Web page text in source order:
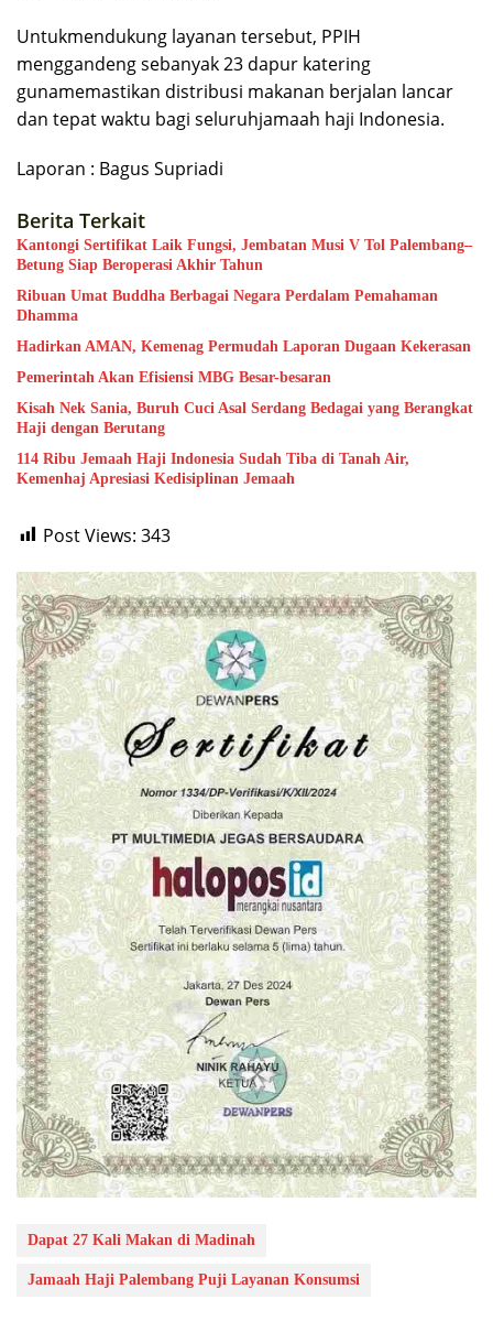
Untukmendukung layanan tersebut, PPIH
menggandeng sebanyak 23 dapur katering
gunamemastikan distribusi makanan berjalan lancar
dan tepat waktu bagi seluruhjamaah haji Indonesia.
Laporan : Bagus Supriadi
Berita Terkait
Kantongi Sertifikat Laik Fungsi, Jembatan Musi V Tol Palembang–
Betung Siap Beroperasi Akhir Tahun
Ribuan Umat Buddha Berbagai Negara Perdalam Pemahaman
Dhamma
Hadirkan AMAN, Kemenag Permudah Laporan Dugaan Kekerasan
Pemerintah Akan Efisiensi MBG Besar-besaran
Kisah Nek Sania, Buruh Cuci Asal Serdang Bedagai yang Berangkat
Haji dengan Berutang
114 Ribu Jemaah Haji Indonesia Sudah Tiba di Tanah Air,
Kemenhaj Apresiasi Kedisiplinan Jemaah
Post Views: 343
Dapat 27 Kali Makan di Madinah
Jamaah Haji Palembang Puji Layanan Konsumsi